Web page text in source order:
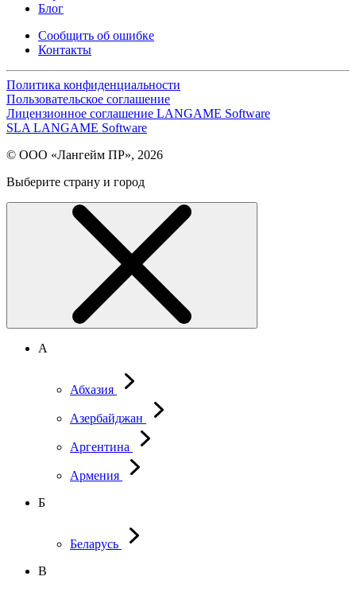
Блог
Сообщить об ошибке
Контакты
Политика конфиденциальности
Пользовательское соглашение
Лицензионное соглашение LANGAME Software
SLA LANGAME Software
© ООО «Лангейм ПР», 2026
Выберите страну и город
А
Абхазия
Азербайджан
Аргентина
Армения
Б
Беларусь
В